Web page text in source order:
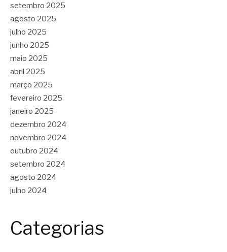
setembro 2025
agosto 2025
julho 2025
junho 2025
maio 2025
abril 2025
março 2025
fevereiro 2025
janeiro 2025
dezembro 2024
novembro 2024
outubro 2024
setembro 2024
agosto 2024
julho 2024
Categorias